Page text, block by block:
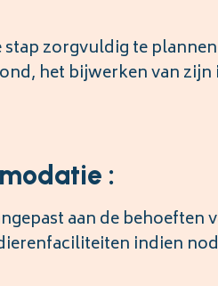
zorgvuldig te
het bijwerken van
:
aan de behoeften
indien